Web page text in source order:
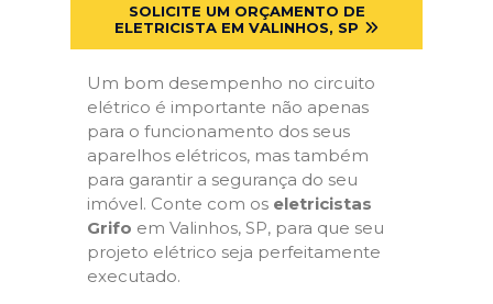
SOLICITE UM ORÇAMENTO DE
ELETRICISTA EM VALINHOS, SP
Um bom desempenho no circuito
elétrico é importante não apenas
para o funcionamento dos seus
aparelhos elétricos, mas também
para garantir a segurança do seu
imóvel. Conte com os eletricistas
Grifo em Valinhos, SP, para que seu
projeto elétrico seja perfeitamente
executado.